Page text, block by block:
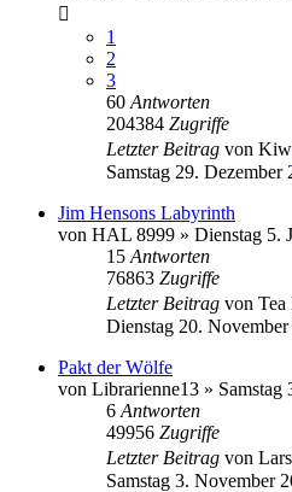
1
2
3
60 Antworten
204384 Zugriffe
Letzter Beitrag von
Samstag 29. Dezember
Jim Hensons Labyrinth
von HAL 8999 » Dienstag 5.
15 Antworten
76863 Zugriffe
Letzter Beitrag von Tea
Dienstag 20.
Pakt der Wölfe
von Librarienne13 » Samstag
6 Antworten
49956 Zugriffe
Letzter Beitrag von
Samstag 3. November